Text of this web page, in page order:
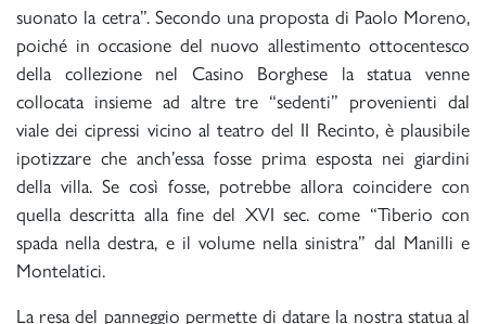
suonato la cetra”. Secondo una proposta di Paolo Moreno,
poiché in occasione del nuovo allestimento ottocentesco
della collezione nel Casino Borghese la statua venne
collocata insieme ad altre tre “sedenti” provenienti dal
viale dei cipressi vicino al teatro del II Recinto, è plausibile
ipotizzare che anch’essa fosse prima esposta nei giardini
della villa. Se così fosse, potrebbe allora coincidere con
quella descritta alla fine del XVI sec. come “Tiberio con
spada nella destra, e il volume nella sinistra” dal Manilli e
Montelatici.
La resa del panneggio permette di datare la nostra statua al